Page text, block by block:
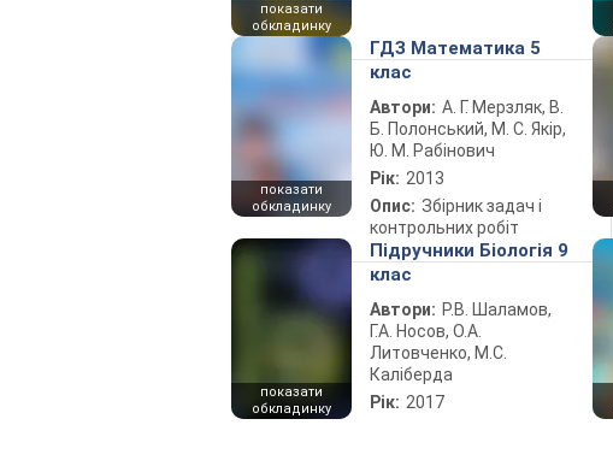
показати
обкладинку
показати
обкладинку
ГДЗ Математика 5
клас
Автори: А. Г. Мерзляк, В.
Б. Полонський, М. С. Якір,
Ю. М. Рабінович
Рік: 2013
Опис: Збірник задач і
контрольних робіт
показати
обкладинку
Підручники Біологія 9
клас
Автори: Р.В. Шаламов,
Г.А. Носов, О.А.
Литовченко, М.С.
Каліберда
Рік: 2017